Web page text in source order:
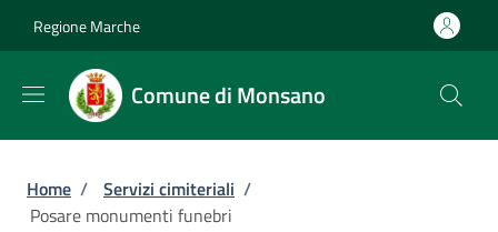
Regione Marche
Comune di Monsano
Briciole di pane
Home / Servizi cimiteriali /
Posare monumenti funebri